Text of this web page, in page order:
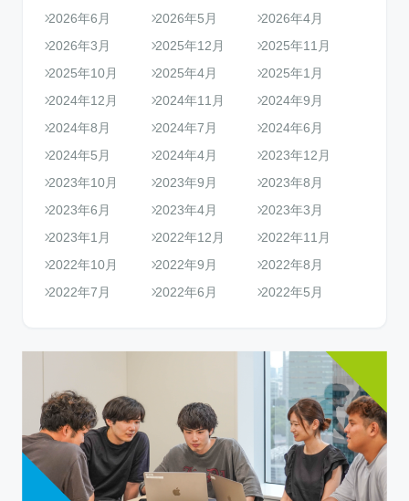
2026年6月 2026年5月
2026年4月
2026年3月
2025年12月
2025年11月
2025年10月
2025年4月
2025年1月
2024年12月
2024年11月
2024年9月
2024年8月
2024年7月
2024年6月
2024年5月
2024年4月
2023年12月
2023年10月
2023年9月
2023年8月
2023年6月
2023年4月
2023年3月
2023年1月
2022年12月
2022年11月
2022年10月
2022年9月
2022年8月
2022年7月
2022年6月 2022年5月